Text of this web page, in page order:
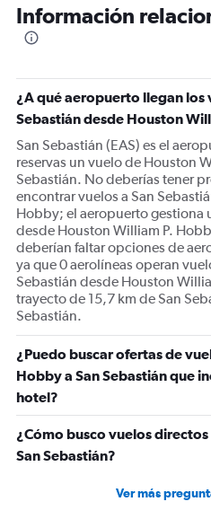
Información
¿A qué aeropuerto llegan los
Sebastián desde Houston
San Sebastián (EAS) es el
reservas un vuelo de Houston
Sebastián. No deberías tener
encontrar vuelos a San
Hobby; el aeropuerto gestiona
desde Houston William P.
deberían faltar opciones de
ya que 0 aerolíneas operan
Sebastián desde Houston
trayecto de 15,7 km de San
Sebastián.
¿Puedo buscar ofertas de
Hobby a San Sebastián que
hotel?
¿Cómo busco vuelos
San Sebastián?
Ver más